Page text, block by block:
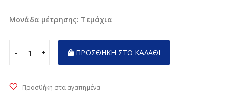
Μονάδα μέτρησης: Tεμάχια
- + ΠΡΟΣΘΗΚΗ ΣΤΟ ΚΑΛΑΘΙ
Προσθήκη στα αγαπημένα